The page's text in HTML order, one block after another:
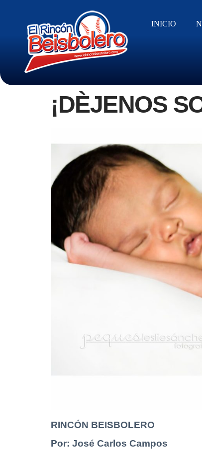
INICIO
¡DÈJENOS
RINCÓN BEISBOLERO
Por: José Carlos Campos